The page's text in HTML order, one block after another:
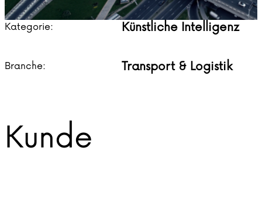
Kategorie: Künstliche Intelligenz
Branche: Transport & Logistik
Kunde